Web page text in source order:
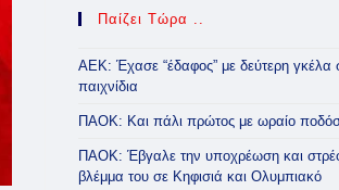
Παίζει Τώρα ..
ΑΕΚ: Έχασε “έδαφος” με δεύτερη γκέλα
παιχνίδια
ΠΑΟΚ: Και πάλι πρώτος με ωραίο
ΠΑΟΚ: Έβγαλε την υποχρέωση και
βλέμμα του σε Κηφισιά και Ολυμπιακό